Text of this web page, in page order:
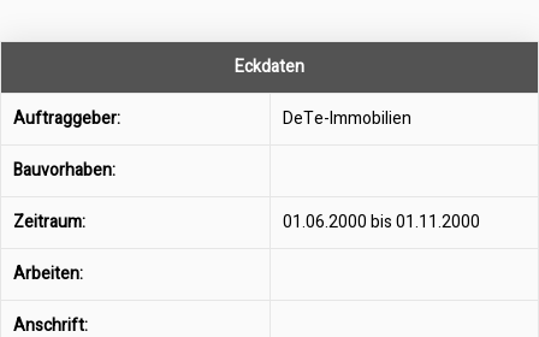
Eckdaten
Auftraggeber: DeTe-Immobilien
Bauvorhaben:
Zeitraum: 01.06.2000 bis 01.11.2000
Arbeiten:
Anschrift: